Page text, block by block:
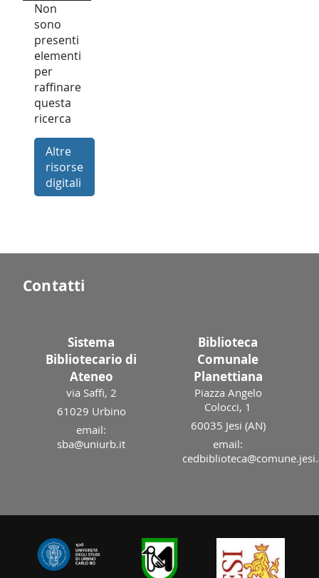
Non
sono
presenti
elementi
per
raffinare
questa
ricerca
Altre
risorse
digitali
Contatti
Sistema
Bibliotecario di
Ateneo
via Saffi, 2
61029 Urbino
email:
sba@uniurb.it
Biblioteca
Comunale
Planettiana
Piazza Angelo
Colocci, 1
60035 Jesi (AN)
email: